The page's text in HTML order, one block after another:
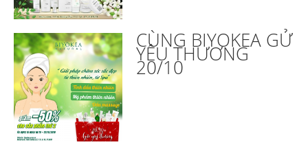
CÙNG BIYOKEA GỬ
YÊU THƯƠNG
20/10